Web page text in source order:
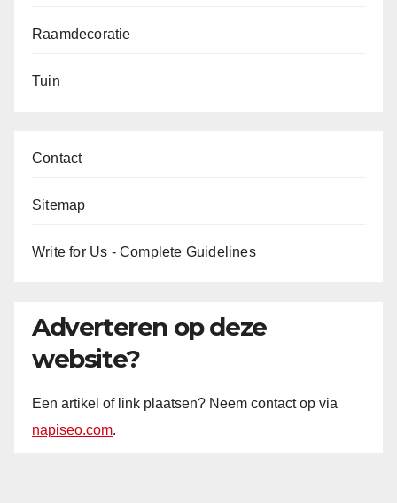
Raamdecoratie
Tuin
Contact
Sitemap
Write for Us - Complete Guidelines
Adverteren op deze
website?
Een artikel of link plaatsen? Neem contact op via
napiseo.com.